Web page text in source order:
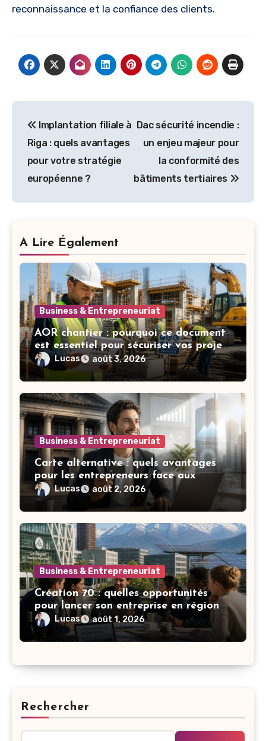
reconnaissance et la confiance des clients.
de
l’article
Implantation filiale à
Riga : quels avantages
pour votre stratégie
européenne ?
Dac sécurité incendie :
un enjeu majeur pour
la conformité des
bâtiments tertiaires
A Lire Également
Business & Entrepreneuriat
AOR chantier : pourquoi ce document
est essentiel pour sécuriser vos projets
de construction
Lucas août 3, 2026
Business & Entrepreneuriat
Carte alternative : quels avantages
pour les entrepreneurs face aux
banques classiques ?
Lucas août 2, 2026
Business & Entrepreneuriat
Création 70 : quelles opportunités
pour lancer son entreprise en région
Rhône-Alpes ?
Lucas août 1, 2026
Rechercher